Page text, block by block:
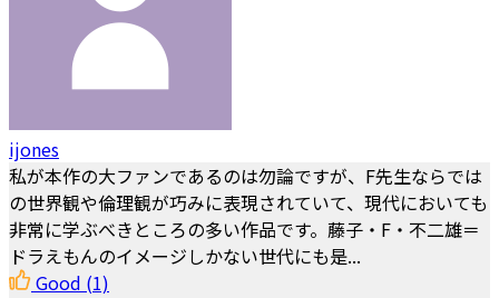
ijones
私が本作の大ファンであるのは勿論ですが、F先生ならでは
の世界観や倫理観が巧みに表現されていて、現代においても
非常に学ぶべきところの多い作品です。藤子・F・不二雄＝
ドラえもんのイメージしかない世代にも是...
Good (1)